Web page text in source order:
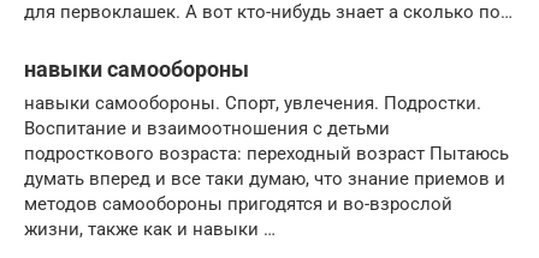
для первоклашек. А вот кто-нибудь знает а сколько по…
навыки самообороны
навыки самообороны. Спорт, увлечения. Подростки.
Воспитание и взаимоотношения с детьми
подросткового возраста: переходный возраст Пытаюсь
думать вперед и все таки думаю, что знание приемов и
методов самообороны пригодятся и во-взрослой
жизни, также как и навыки …